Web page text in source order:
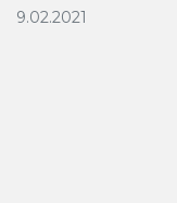
9.02.2021